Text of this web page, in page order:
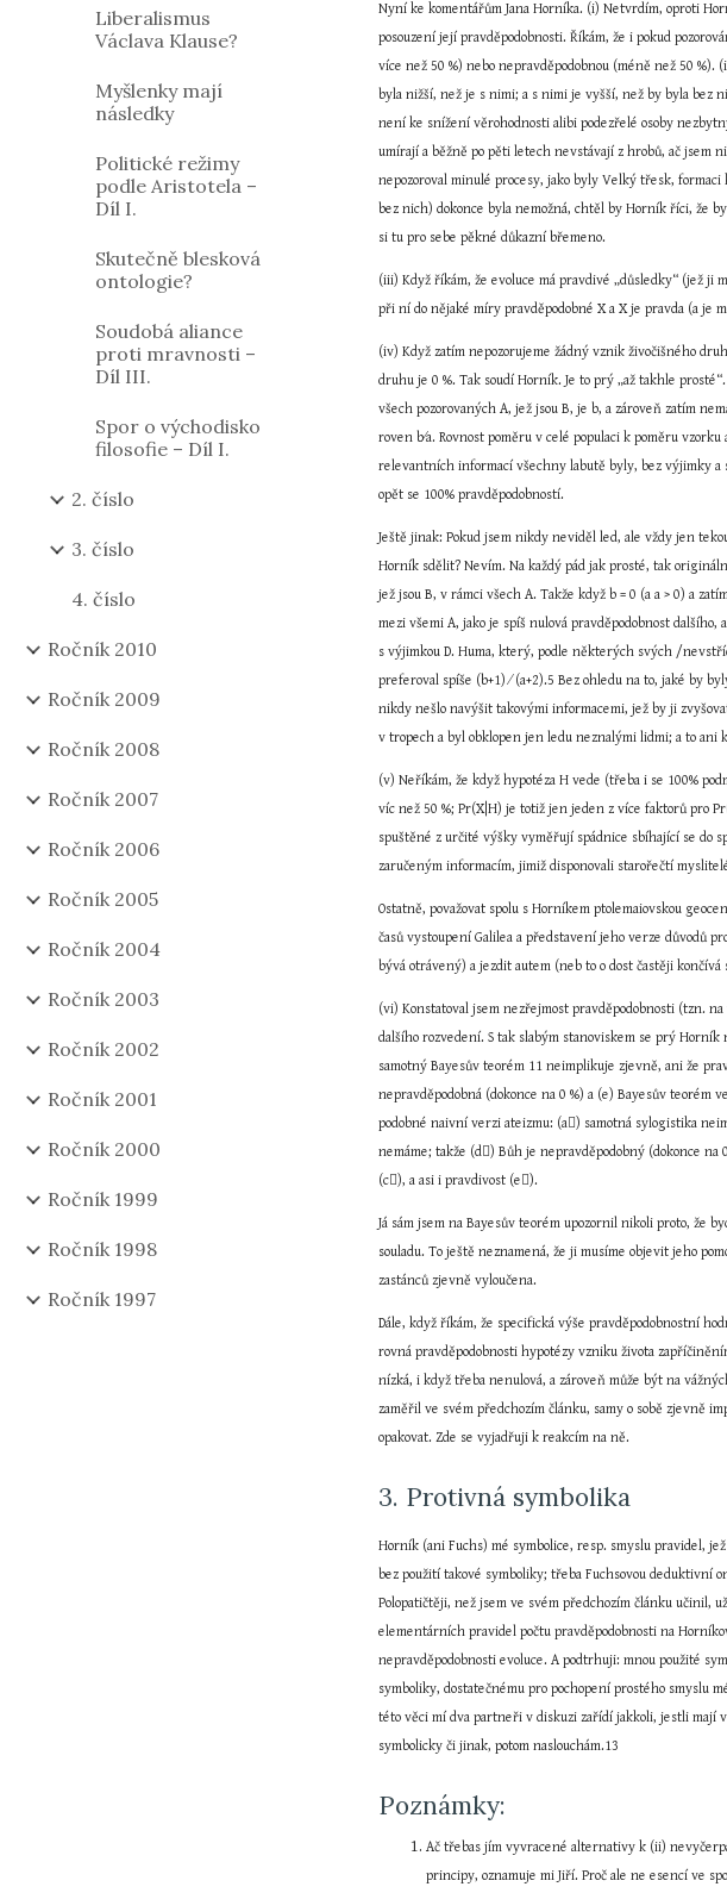
Liberalismus
Václava Klause?
Myšlenky mají
následky
Politické režimy
podle Aristotela –
Díl I.
Skutečně blesková
ontologie?
Soudobá aliance
proti mravnosti –
Díl III.
Spor o východisko
filosofie – Díl I.
2. číslo
3. číslo
4. číslo
Ročník 2010
Ročník 2009
Ročník 2008
Ročník 2007
Ročník 2006
Ročník 2005
Ročník 2004
Ročník 2003
Ročník 2002
Ročník 2001
Ročník 2000
Ročník 1999
Ročník 1998
Ročník 1997
Nyní ke komentářům Jana Horníka. (i) Netvrdím, oproti
posouzení její pravděpodobnosti. Říkám, že i pokud
více než 50 %) nebo nepravděpodobnou (méně než 50
byla nižší, než je s nimi; a s nimi je vyšší, než by byla bez
není ke snížení věrohodnosti alibi podezřelé osoby
umírají a běžně po pěti letech nevstávají z hrobů, ač jsem
nepozoroval minulé procesy, jako byly Velký třesk,
bez nich) dokonce byla nemožná, chtěl by Horník říci, že
si tu pro sebe pěkné důkazní břemeno.
(iii) Když říkám, že evoluce má pravdivé „důsledky“ (jež ji
při ní do nějaké míry pravděpodobné X a X je pravda (a je
(iv) Když zatím nepozorujeme žádný vznik živočišného
druhu je 0 %. Tak soudí Horník. Je to prý „až takhle
všech pozorovaných A, jež jsou B, je b, a zároveň zatím
roven b∕a. Rovnost poměru v celé populaci k poměru
relevantních informací všechny labutě byly, bez výjimky a
opět se 100% pravděpodobností.
Ještě jinak: Pokud jsem nikdy neviděl led, ale vždy jen
Horník sdělit? Nevím. Na každý pád jak prosté, tak
jež jsou B, v rámci všech A. Takže když b = 0 (a a > 0) a
mezi všemi A, jako je spíš nulová pravděpodobnost
s výjimkou D. Huma, který, podle některých svých /
preferoval spíše (b+1) ∕ (a+2).5 Bez ohledu na to, jaké by
nikdy nešlo navýšit takovými informacemi, jež by ji
v tropech a byl obklopen jen ledu neznalými lidmi; a to ani
(v) Neříkám, že když hypotéza H vede (třeba i se 100%
víc než 50 %; Pr(X|H) je totiž jen jeden z více faktorů pro
spuštěné z určité výšky vyměřují spádnice sbíhající se do
zaručeným informacím, jimiž disponovali starořečtí
Ostatně, považovat spolu s Horníkem ptolemaiovskou
časů vystoupení Galilea a představení jeho verze důvodů
bývá otrávený) a jezdit autem (neb to o dost častěji
(vi) Konstatoval jsem nezřejmost pravděpodobnosti (tzn.
dalšího rozvedení. S tak slabým stanoviskem se prý
samotný Bayesův teorém 11 neimplikuje zjevně, ani že
nepravděpodobná (dokonce na 0 %) a (e) Bayesův teorém
podobné naivní verzi ateizmu: (a) samotná sylogistika
nemáme; takže (d) Bůh je nepravděpodobný (dokonce
(c), a asi i pravdivost (e).
Já sám jsem na Bayesův teorém upozornil nikoli proto, že
souladu. To ještě neznamená, že ji musíme objevit jeho
zastánců zjevně vyloučena.
Dále, když říkám, že specifická výše pravděpodobnostní
rovná pravděpodobnosti hypotézy vzniku života
nízká, i když třeba nenulová, a zároveň může být na
zaměřil ve svém předchozím článku, samy o sobě zjevně
opakovat. Zde se vyjadřuji k reakcím na ně.
3. Protivná symbolika
Horník (ani Fuchs) mé symbolice, resp. smyslu pravidel,
bez použití takové symboliky; třeba Fuchsovou deduktivní
Polopatičtěji, než jsem ve svém předchozím článku učinil,
elementárních pravidel počtu pravděpodobnosti na
nepravděpodobnosti evoluce. A podtrhuji: mnou použité
symboliky, dostatečnému pro pochopení prostého smyslu
této věci mí dva partneři v diskuzi zařídí jakkoli, jestli mají
symbolicky či jinak, potom naslouchám.13
Poznámky:
Ač třebas jím vyvracené alternativy k (ii)
principy, oznamuje mi Jiří. Proč ale ne esencí ve